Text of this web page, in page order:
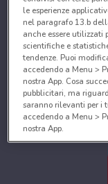
le esperienze
nel paragrafo 13.b
anche essere utilizzati
scientifiche e
tendenze. Puoi
accedendo a Menu >
nostra App. Cosa
pubblicitari, ma
saranno rilevanti per i
accedendo a Menu >
nostra App.
Noi e i nostri
Utilizzare dati di
caratteristiche del